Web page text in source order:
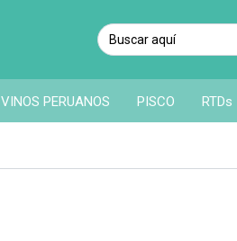
VINOS PERUANOS PISCO RTDs